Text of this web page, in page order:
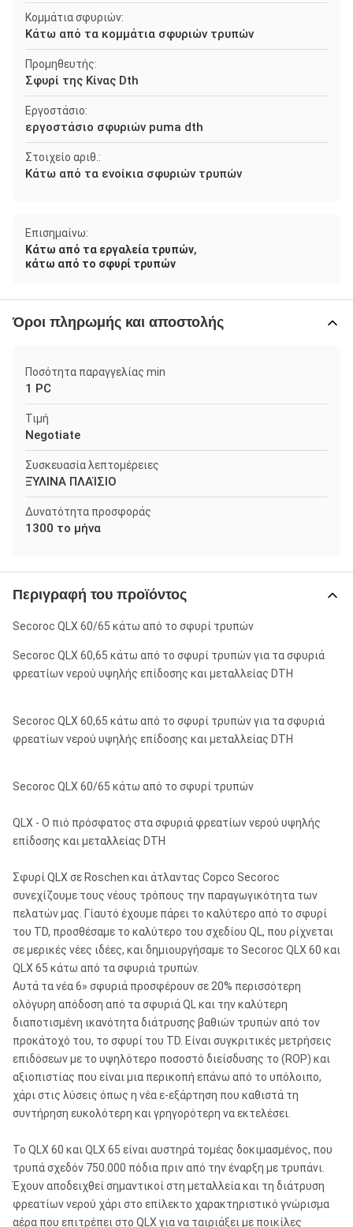
Κομμάτια σφυριών:
Κάτω από τα κομμάτια σφυριών τρυπών
Προμηθευτής:
Σφυρί της Κίνας Dth
Εργοστάσιο:
εργοστάσιο σφυριών puma dth
Στοιχείο αριθ.:
Κάτω από τα ενοίκια σφυριών τρυπών
Επισημαίνω:
Κάτω από τα εργαλεία τρυπών,
κάτω από το σφυρί τρυπών
Όροι πληρωμής και αποστολής
Ποσότητα παραγγελίας min
1 PC
Τιμή
Negotiate
Συσκευασία λεπτομέρειες
ΞΎΛΙΝΑ ΠΛΑΊΣΙΟ
Δυνατότητα προσφοράς
1300 το μήνα
Περιγραφή του προϊόντος
Secoroc QLX 60/65 κάτω από το σφυρί τρυπών
Secoroc QLX 60,65 κάτω από το σφυρί τρυπών για τα σφυριά
φρεατίων νερού υψηλής επίδοσης και μεταλλείας DTH
Secoroc QLX 60,65 κάτω από το σφυρί τρυπών για τα σφυριά
φρεατίων νερού υψηλής επίδοσης και μεταλλείας DTH
Secoroc QLX 60/65 κάτω από το σφυρί τρυπών
QLX - Ο πιό πρόσφατος στα σφυριά φρεατίων νερού υψηλής
επίδοσης και μεταλλείας DTH
Σφυρί QLX σε Roschen και άτλαντας Copco Secoroc
συνεχίζουμε τους νέους τρόπους την παραγωγικότητα των
πελατών μας. Γίαυτό έχουμε πάρει το καλύτερο από το σφυρί
του TD, προσθέσαμε το καλύτερο του σχεδίου QL, που ρίχνεται
σε μερικές νέες ιδέες, και δημιουργήσαμε το Secoroc QLX 60 και
QLX 65 κάτω από τα σφυριά τρυπών.
Αυτά τα νέα 6» σφυριά προσφέρουν σε 20% περισσότερη
ολόγυρη απόδοση από τα σφυριά QL και την καλύτερη
διαποτισμένη ικανότητα διάτρυσης βαθιών τρυπών από τον
προκάτοχό του, το σφυρί του TD. Είναι συγκριτικές μετρήσεις
επιδόσεων με το υψηλότερο ποσοστό διείσδυσης το (ROP) και
αξιοπιστίας που είναι μια περικοπή επάνω από το υπόλοιπο,
χάρι στις λύσεις όπως η νέα ε-εξάρτηση που καθιστά τη
συντήρηση ευκολότερη και γρηγορότερη να εκτελέσει.
Το QLX 60 και QLX 65 είναι αυστηρά τομέας δοκιμασμένος, που
τρυπά σχεδόν 750.000 πόδια πριν από την έναρξη με τρυπάνι.
Έχουν αποδειχθεί σημαντικοί στη μεταλλεία και τη διάτρυση
φρεατίων νερού χάρι στο επίλεκτο χαρακτηριστικό γνώρισμα
αέρα που επιτρέπει στο QLX για να ταιριάξει με ποικίλες